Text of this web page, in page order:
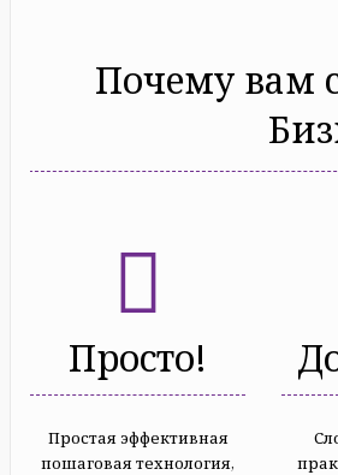
Почему вам
Просто!
Простая эффективная
пошаговая технология,